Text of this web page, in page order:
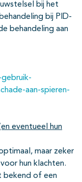
bij het
bij PID-
behandeling aan
aan-spieren-
eventueel hun
maar zeker
hun klachten.
bekend of een